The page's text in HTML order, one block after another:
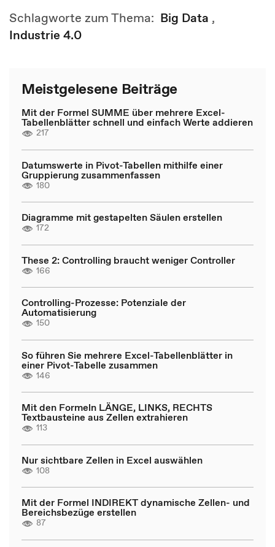
Schlagworte zum Thema: Big Data ,
Industrie 4.0
Meistgelesene Beiträge
Mit der Formel SUMME über mehrere Excel-
Tabellenblätter schnell und einfach Werte addieren
217
Datumswerte in Pivot-Tabellen mithilfe einer
Gruppierung zusammenfassen
180
Diagramme mit gestapelten Säulen erstellen
172
These 2: Controlling braucht weniger Controller
166
Controlling-Prozesse: Potenziale der
Automatisierung
150
So führen Sie mehrere Excel-Tabellenblätter in
einer Pivot-Tabelle zusammen
146
Mit den Formeln LÄNGE, LINKS, RECHTS
Textbausteine aus Zellen extrahieren
113
Nur sichtbare Zellen in Excel auswählen
108
Mit der Formel INDIREKT dynamische Zellen- und
Bereichsbezüge erstellen
87